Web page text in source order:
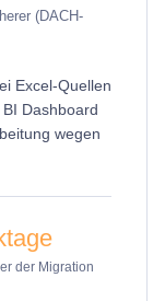
(DACH-
Excel-Quellen
Dashboard
wegen
der Migration